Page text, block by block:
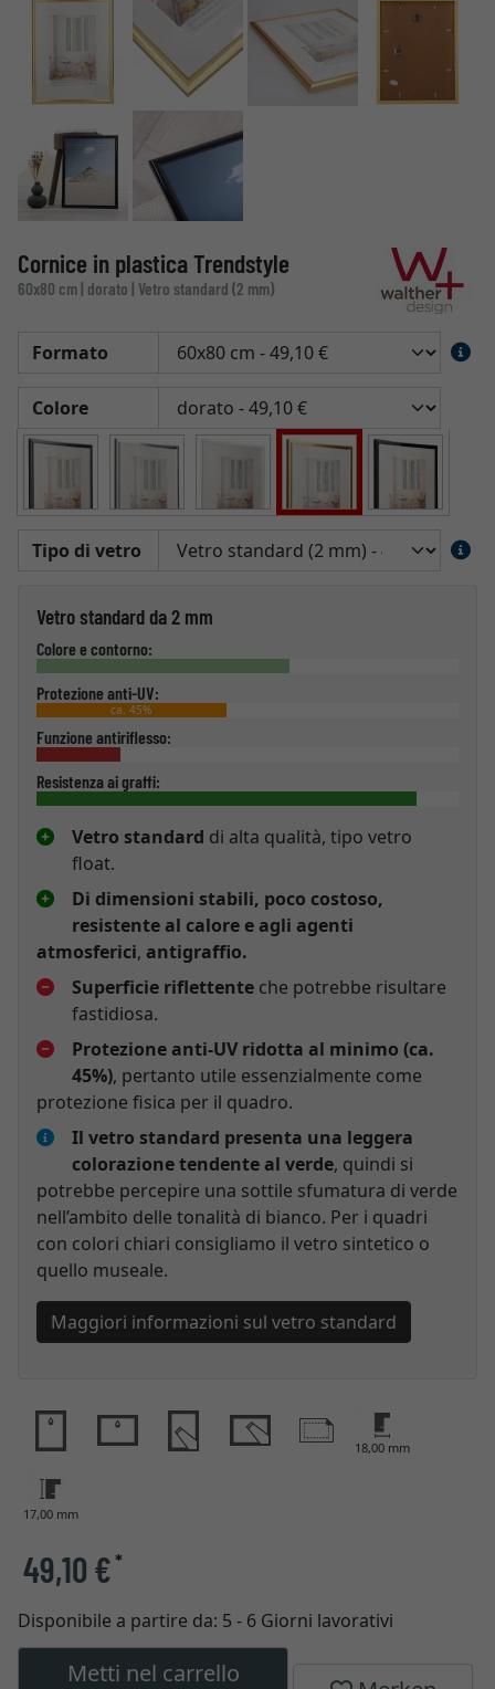
Cornice in plastica Trendstyle
60x80 cm | dorato | Vetro standard (2 mm)
Formato
Colore
Tipo di vetro
Vetro standard da 2 mm
Colore e contorno:
Protezione anti-UV:
ca. 45%
Funzione antiriflesso:
Resistenza ai graffi:
Vetro standard di alta qualità, tipo vetro
float.
Di dimensioni stabili, poco costoso,
resistente al calore e agli agenti
atmosferici, antigraffio.
Superficie riflettente che potrebbe risultare
fastidiosa.
Protezione anti-UV ridotta al minimo (ca.
45%), pertanto utile essenzialmente come
protezione fisica per il quadro.
Il vetro standard presenta una leggera
colorazione tendente al verde, quindi si
potrebbe percepire una sottile sfumatura di verde
nell’ambito delle tonalità di bianco. Per i quadri
con colori chiari consigliamo il vetro sintetico o
quello museale.
Maggiori informazioni sul vetro standard
18,00 mm
17,00 mm
49,10 €*
Disponibile a partire da: 5 - 6 Giorni lavorativi
Metti nel carrello